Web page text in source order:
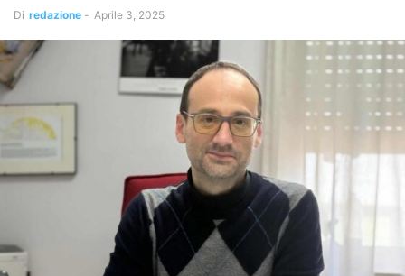
Di redazione - Aprile 3, 2025